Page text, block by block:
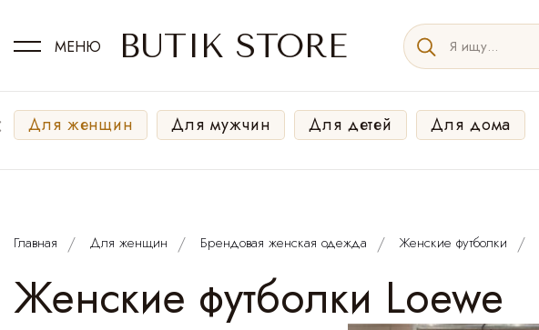
МЕНЮ BUTIK STORE
Для женщин Для мужчин Для детей Для дома
Главная Для женщин Брендовая женская одежда Женские футболки
Женские футболки Loewe